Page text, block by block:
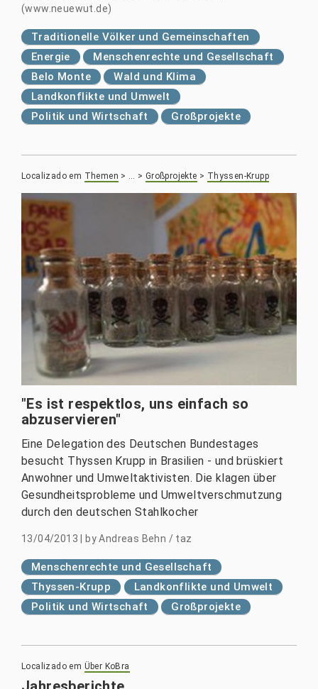
(www.neuewut.de)
Traditionelle Völker und Gemeinschaften
Energie
Menschenrechte und Gesellschaft
Belo Monte
Wald und Klima
Landkonflikte und Umwelt
Politik und Wirtschaft
Großprojekte
Localizado em Themen > > Großprojekte > Thyssen-Krupp
"Es ist respektlos, uns einfach so
abzuservieren"
Eine Delegation des Deutschen Bundestages
besucht Thyssen Krupp in Brasilien - und brüskiert
Anwohner und Umweltaktivisten. Die klagen über
Gesundheitsprobleme und Umweltverschmutzung
durch den deutschen Stahlkocher
13/04/2013 byAndreas Behn / taz
Menschenrechte und Gesellschaft
Thyssen-Krupp
Landkonflikte und Umwelt
Politik und Wirtschaft
Großprojekte
Localizado em Über KoBra